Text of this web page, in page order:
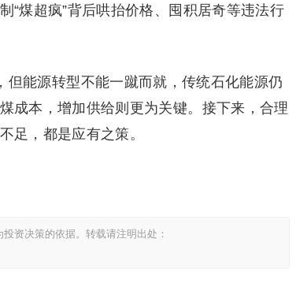
“煤超疯”背后哄抬价格、囤积居奇等违法行
能源转型不能一蹴而就，传统石化能源仍
成本，增加供给则更为关键。接下来，合理
足，都是应有之策。
资决策的依据。转载请注明出处：